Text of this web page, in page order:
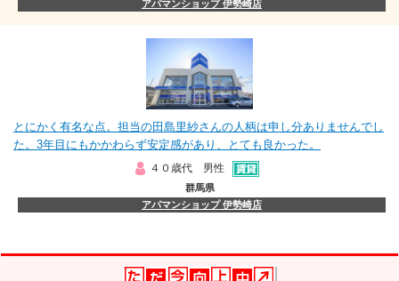
アパマンショップ 伊勢崎店
とにかく有名な点。担当の田島里紗さんの人柄は申し分ありませんでし
た。3年目にもかかわらず安定感があり、とても良かった。
４０歳代 男性
群馬県
アパマンショップ 伊勢崎店